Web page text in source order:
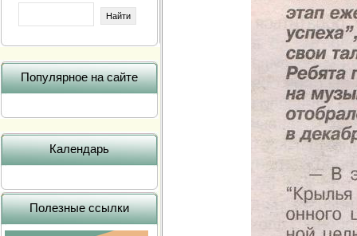
Популярное на сайте
Календарь
Полезные ссылки